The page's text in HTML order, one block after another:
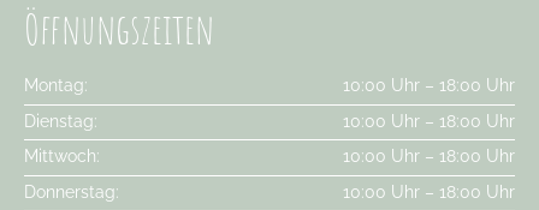
Öffnungszeiten
Montag:
10:00 Uhr – 18:00 Uhr
Dienstag:
10:00 Uhr – 18:00 Uhr
Mittwoch:
10:00 Uhr – 18:00 Uhr
Donnerstag:
10:00 Uhr – 18:00 Uhr